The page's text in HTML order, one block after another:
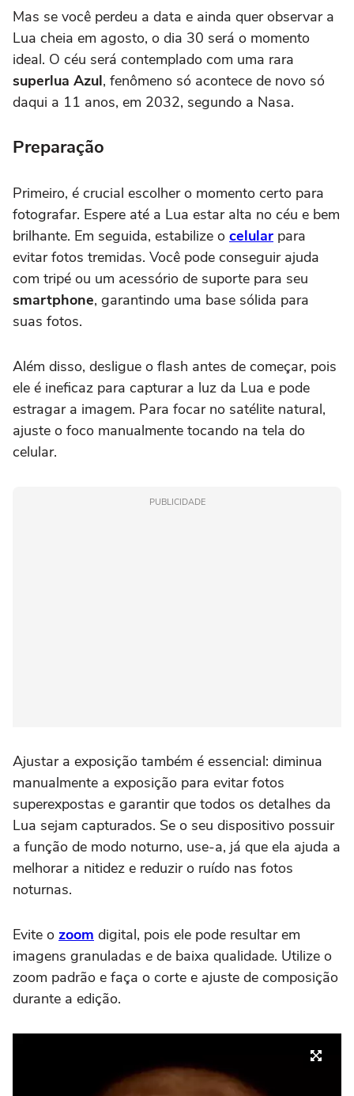
Mas se você perdeu a data e ainda quer observar a
Lua cheia em agosto, o dia 30 será o momento
ideal. O céu será contemplado com uma rara
superlua Azul, fenômeno só acontece de novo só
daqui a 11 anos, em 2032, segundo a Nasa.
Preparação
Primeiro, é crucial escolher o momento certo para
fotografar. Espere até a Lua estar alta no céu e bem
brilhante. Em seguida, estabilize o celular para
evitar fotos tremidas. Você pode conseguir ajuda
com tripé ou um acessório de suporte para seu
smartphone, garantindo uma base sólida para
suas fotos.
Além disso, desligue o flash antes de começar, pois
ele é ineficaz para capturar a luz da Lua e pode
estragar a imagem. Para focar no satélite natural,
ajuste o foco manualmente tocando na tela do
celular.
PUBLICIDADE
Ajustar a exposição também é essencial: diminua
manualmente a exposição para evitar fotos
superexpostas e garantir que todos os detalhes da
Lua sejam capturados. Se o seu dispositivo possuir
a função de modo noturno, use-a, já que ela ajuda a
melhorar a nitidez e reduzir o ruído nas fotos
noturnas.
Evite o zoom digital, pois ele pode resultar em
imagens granuladas e de baixa qualidade. Utilize o
zoom padrão e faça o corte e ajuste de composição
durante a edição.